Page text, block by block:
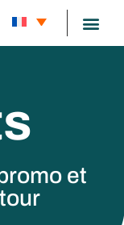
et